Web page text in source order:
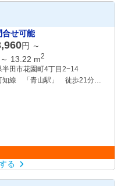
合せ可能
円 ～
～ 13.22 m2
半田市花園町4丁目2−14
知線 「青山駅」 徒歩21分
る